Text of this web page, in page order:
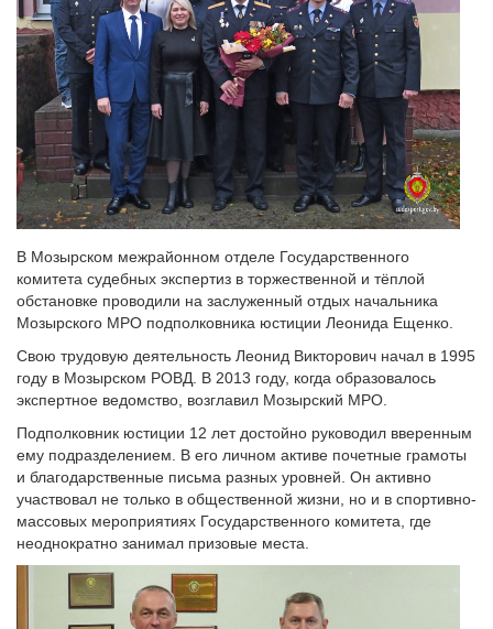
В Мозырском межрайонном отделе Государственного
комитета судебных экспертиз в торжественной и тёплой
обстановке проводили на заслуженный отдых начальника
Мозырского МРО подполковника юстиции Леонида Ещенко.
Свою трудовую деятельность Леонид Викторович начал в 1995
году в Мозырском РОВД. В 2013 году, когда образовалось
экспертное ведомство, возглавил Мозырский МРО.
Подполковник юстиции 12 лет достойно руководил вверенным
ему подразделением. В его личном активе почетные грамоты
и благодарственные письма разных уровней. Он активно
участвовал не только в общественной жизни, но и в спортивно-
массовых мероприятиях Государственного комитета, где
неоднократно занимал призовые места.